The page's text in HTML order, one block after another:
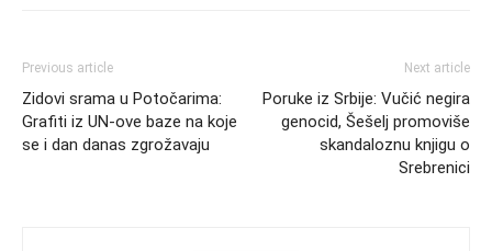
Previous article
Zidovi srama u Potočarima:
Grafiti iz UN-ove baze na koje
se i dan danas zgrožavaju
Next article
Poruke iz Srbije: Vučić negira
genocid, Šešelj promoviše
skandaloznu knjigu o
Srebrenici